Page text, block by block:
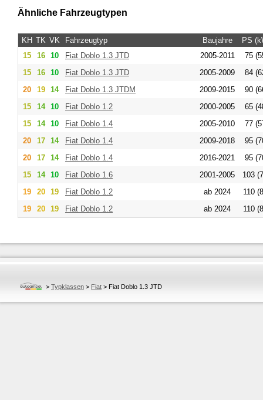
Ähnliche Fahrzeugtypen
KH TK VK Fahrzeugtyp Baujahre
PS
15
16 10 Fiat Doblo 1.3 JTD 2005-2011
75
15
16 10 Fiat Doblo 1.3 JTD 2005-2009
84
20
19 14 Fiat Doblo 1.3 JTDM 2009-2015
90
15
14 10 Fiat Doblo 1.2 2000-2005
65
15
14 10 Fiat Doblo 1.4 2005-2010
77
20
17 14 Fiat Doblo 1.4 2009-2018
95
20
17 14 Fiat Doblo 1.4 2016-2021
95
15
14 10 Fiat Doblo 1.6 2001-2005
103
19
20 19 Fiat Doblo 1.2 ab 2024
110
19
20 19 Fiat Doblo 1.2 ab 2024 110
> Typklassen > Fiat > Fiat Doblo 1.3 JTD